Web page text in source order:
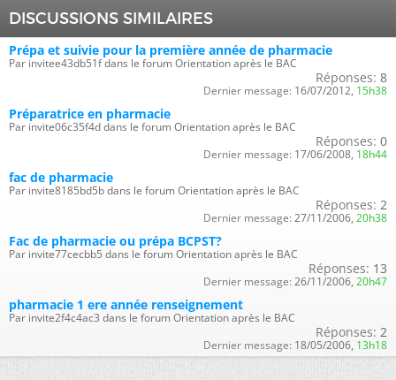
DISCUSSIONS SIMILAIRES
Prépa et suivie pour la première année de pharmacie
Par invitee43db51f dans le forum Orientation après le BAC
Réponses: 8
Dernier message: 16/07/2012, 15h38
Préparatrice en pharmacie
Par invite06c35f4d dans le forum Orientation après le BAC
Réponses: 0
Dernier message: 17/06/2008, 18h44
fac de pharmacie
Par invite8185bd5b dans le forum Orientation après le BAC
Réponses: 2
Dernier message: 27/11/2006, 20h38
Fac de pharmacie ou prépa BCPST?
Par invite77cecbb5 dans le forum Orientation après le BAC
Réponses: 13
Dernier message: 26/11/2006, 20h47
pharmacie 1 ere année renseignement
Par invite2f4c4ac3 dans le forum Orientation après le BAC
Réponses: 2
Dernier message: 18/05/2006, 13h18